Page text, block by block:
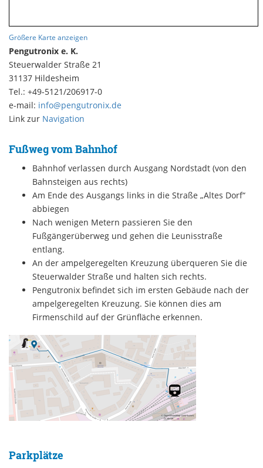
Größere Karte anzeigen
Pengutronix e. K.
Steuerwalder Straße 21
31137 Hildesheim
Tel.: +49-5121/206917-0
e-mail: info@pengutronix.de
Link zur Navigation
Fußweg vom Bahnhof
Bahnhof verlassen durch Ausgang Nordstadt (von den
Bahnsteigen aus rechts)
Am Ende des Ausgangs links in die Straße „Altes Dorf“
abbiegen
Nach wenigen Metern passieren Sie den
Fußgängerüberweg und gehen die Leunisstraße
entlang.
An der ampelgeregelten Kreuzung überqueren Sie die
Steuerwalder Straße und halten sich rechts.
Pengutronix befindet sich im ersten Gebäude nach der
ampelgeregelten Kreuzung. Sie können dies am
Firmenschild auf der Grünfläche erkennen.
Parkplätze